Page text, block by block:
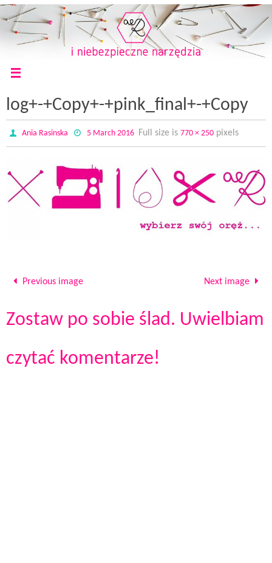
log+-+Copy+-+pink_final+-+Copy
Ania Rasinska 5 March 2016 Full size is 770 × 250pixels
Previous image Next image
Zostaw po sobie ślad. Uwielbiam
czytać komentarze!